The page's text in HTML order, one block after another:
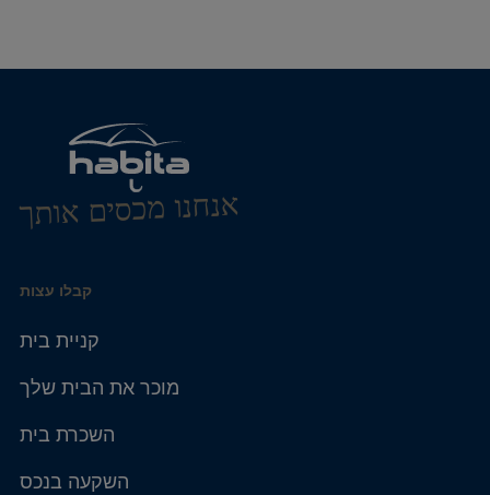
אנחנו מכסים אותך
קבלו עצות
קניית בית
מוכר את הבית שלך
השכרת בית
השקעה בנכס